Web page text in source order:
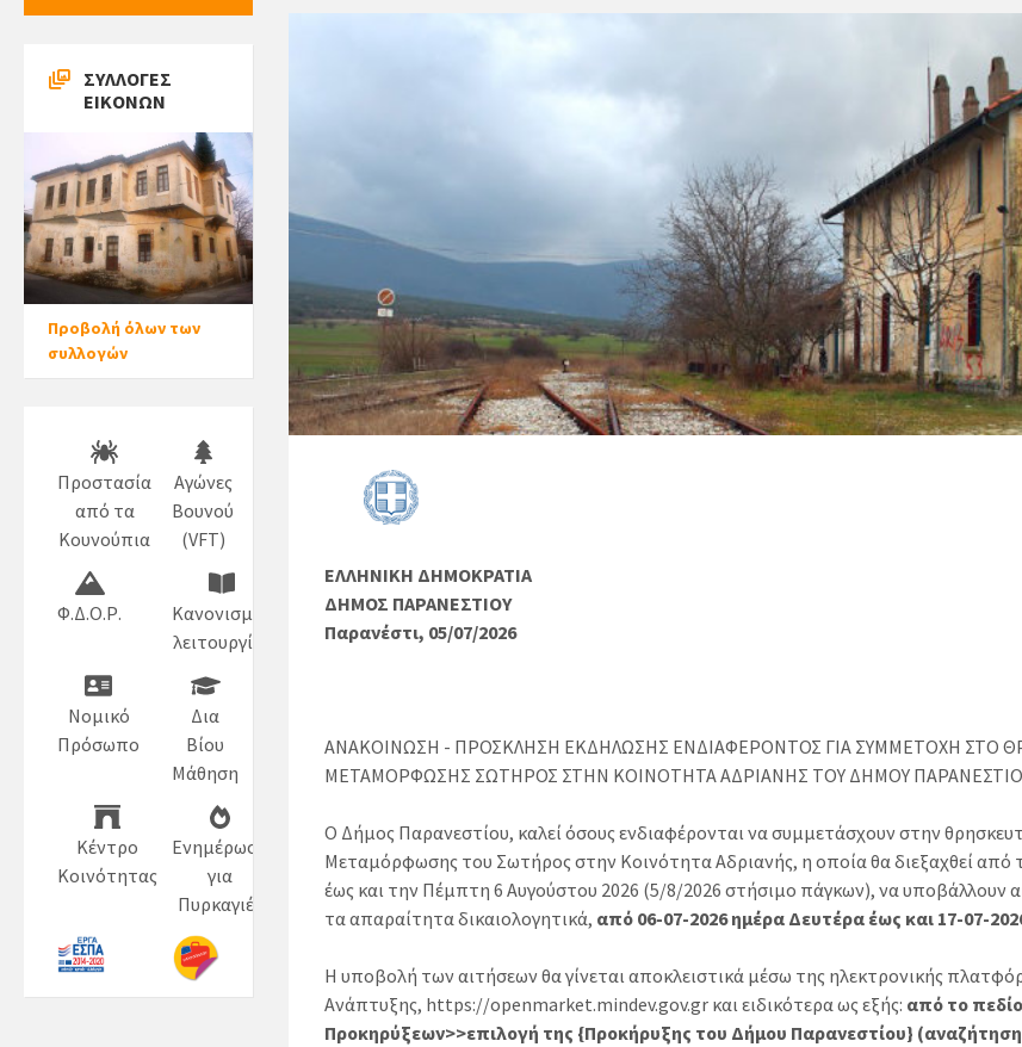
ΕΛΛΗΝΙΚΗ ΔΗΜΟΚΡΑΤΙΑ
ΔΗΜΟΣ ΠΑΡΑΝΕΣΤΙΟΥ
Παρανέστι, 05/07/2026
ΑΝΑΚΟΙΝΩΣΗ - ΠΡΟΣΚΛΗΣΗ ΕΚΔΗΛΩΣΗΣ ΕΝΔΙΑΦΕΡΟΝΤΟΣ ΓΙΑ ΣΥΜΜΕΤΟΧΗ ΣΤΟ
ΜΕΤΑΜΟΡΦΩΣΗΣ ΣΩΤΗΡΟΣ ΣΤΗΝ ΚΟΙΝΟΤΗΤΑ ΑΔΡΙΑΝΗΣ ΤΟΥ ΔΗΜΟΥ
Ο Δήμος Παρανεστίου, καλεί όσους ενδιαφέρονται να συμμετάσχουν στην
Μεταμόρφωσης του Σωτήρος στην Κοινότητα Αδριανής, η οποία θα διεξαχθεί από
έως και την Πέμπτη 6 Αυγούστου 2026 (5/8/2026 στήσιμο πάγκων), να υποβάλλουν
τα απαραίτητα δικαιολογητικά, από 06-07-2026 ημέρα Δευτέρα έως και 17-07-
Η υποβολή των αιτήσεων θα γίνεται αποκλειστικά μέσω της ηλεκτρονικής
Ανάπτυξης, https://openmarket.mindev.gov.gr και ειδικότερα ως εξής: από το
Προκηρύξεων>>επιλογή της {Προκήρυξης του Δήμου Παρανεστίου}
ΣΥΛΛΟΓΕΣ
ΕΙΚΟΝΩΝ
Προβολή όλων των
συλλογών
Προστασία
από τα
Κουνούπια
Αγώνες
Βουνού
(VFT)
Φ.Δ.Ο.Ρ.
Κανονισμός
λειτουργίας
Νομικό
Πρόσωπο
Δια
Βίου
Μάθηση
Κέντρο
Κοινότητας
Ενημέρωση
για
Πυρκαγιές